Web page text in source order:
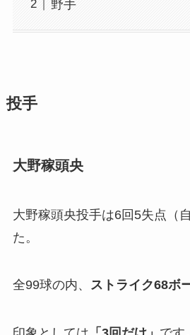
野手
投手
大野稼頭央
大野稼頭央投手は6回5失点（
た。
全99球の内、 ストライク68ボ